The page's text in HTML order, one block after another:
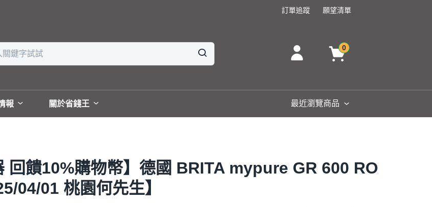
訂單追蹤 願望清單
0
報 關於省錢王 最近瀏覽商品
回饋10%購物幣】德國 BRITA mypure GR 600 RO
04/01 桃園何先生】